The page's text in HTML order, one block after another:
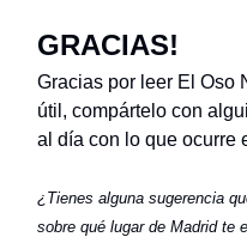
GRACIAS!
Gracias por leer El Oso
útil, compártelo con
al día con lo que ocurre
¿Tienes alguna sugerencia
sobre qué lugar de Madrid te